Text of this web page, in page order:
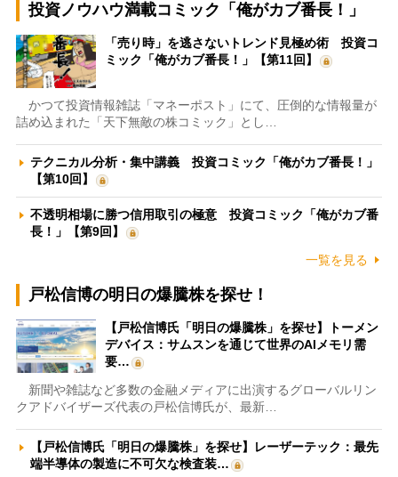
投資ノウハウ満載コミック「俺がカブ番長！」
「売り時」を逃さないトレンド見極め術 投資コ
ミック「俺がカブ番長！」【第11回】
かつて投資情報雑誌「マネーポスト」にて、圧倒的な情報量が
詰め込まれた「天下無敵の株コミック」とし…
テクニカル分析・集中講義 投資コミック「俺がカブ番長！」
【第10回】
不透明相場に勝つ信用取引の極意 投資コミック「俺がカブ番
長！」【第9回】
一覧を見る
戸松信博の明日の爆騰株を探せ！
【戸松信博氏「明日の爆騰株」を探せ】トーメン
デバイス：サムスンを通じて世界のAIメモリ需
要…
新聞や雑誌など多数の金融メディアに出演するグローバルリン
クアドバイザーズ代表の戸松信博氏が、最新…
【戸松信博氏「明日の爆騰株」を探せ】レーザーテック：最先
端半導体の製造に不可欠な検査装…